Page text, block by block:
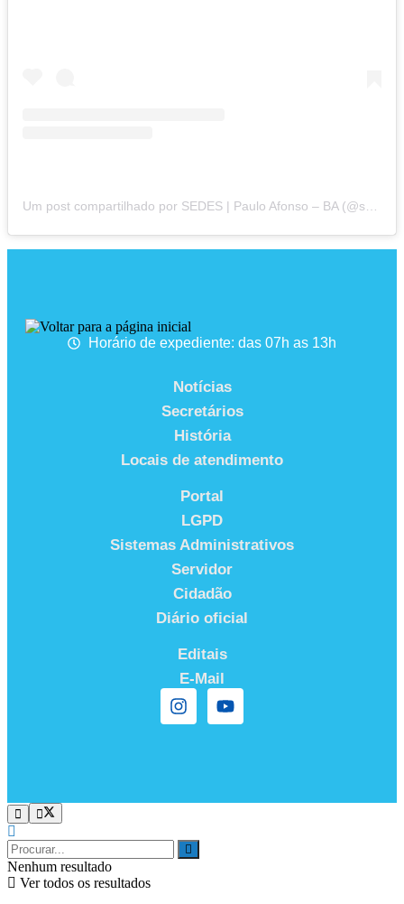
Um post compartilhado por SEDES | Paulo Afonso – BA (@sedespauloafonso)
Horário de expediente: das 07h as 13h
Notícias
Secretários
História
Locais de atendimento
Portal
LGPD
Sistemas Administrativos
Servidor
Cidadão
Diário oficial
Editais
E-Mail
Nenhum resultado
Ver todos os resultados